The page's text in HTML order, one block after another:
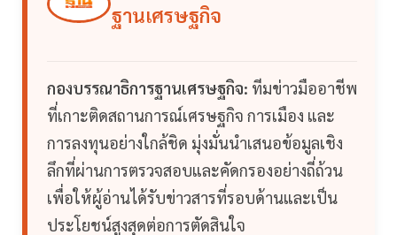
ฐานเศรษฐกิจ
กองบรรณาธิการฐานเศรษฐกิจ: ทีมข่าวมืออาชีพ
ที่เกาะติดสถานการณ์เศรษฐกิจ การเมือง และ
การลงทุนอย่างใกล้ชิด มุ่งมั่นนำเสนอข้อมูลเชิง
ลึกที่ผ่านการตรวจสอบและคัดกรองอย่างถี่ถ้วน
เพื่อให้ผู้อ่านได้รับข่าวสารที่รอบด้านและเป็น
ประโยชน์สูงสุดต่อการตัดสินใจ